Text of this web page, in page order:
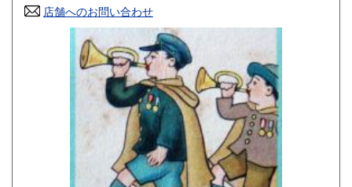
高知県 180円
180円
180円 大分県
180円 鹿児島県
180円
店舗へのお問い合わせ